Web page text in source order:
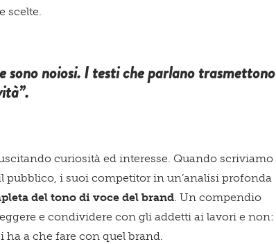
scelte.
noiosi. I testi che parlano trasmettono
.
curiosità ed interesse. Quando scriviamo
pubblico, i suoi competitor in un’analisi profonda
del tono di voce del brand. Un compendio
e condividere con gli addetti ai lavori e non:
ha a che fare con quel brand.